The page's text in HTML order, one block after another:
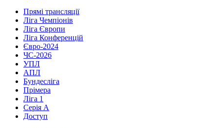
Прямі трансляції
Ліга Чемпіонів
Ліга Європи
Ліга Конференцій
Євро-2024
ЧС-2026
УПЛ
АПЛ
Бундесліга
Прімера
Ліга 1
Серія А
Доступ